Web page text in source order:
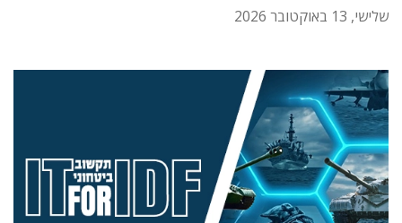
שלישי, 13 באוקטובר 2026